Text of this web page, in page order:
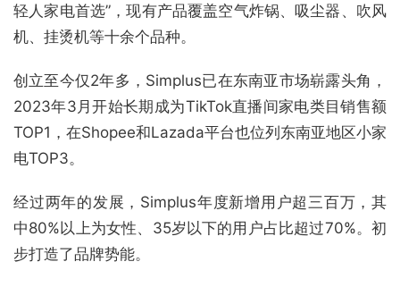
轻人家电首选”，现有产品覆盖空气炸锅、吸尘器、吹风
机、挂烫机等十余个品种。
创立至今仅2年多，Simplus已在东南亚市场崭露头角，
2023年3月开始长期成为TikTok直播间家电类目销售额
TOP1，在Shopee和Lazada平台也位列东南亚地区小家
电TOP3。
经过两年的发展，Simplus年度新增用户超三百万，其
中80%以上为女性、35岁以下的用户占比超过70%。初
步打造了品牌势能。